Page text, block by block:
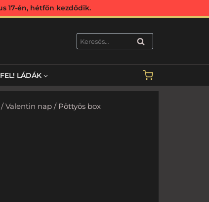
17-én, hétfőn kezdődik.
KERESÉS
LÁDÁK
Valentin nap/ Pöttyös box